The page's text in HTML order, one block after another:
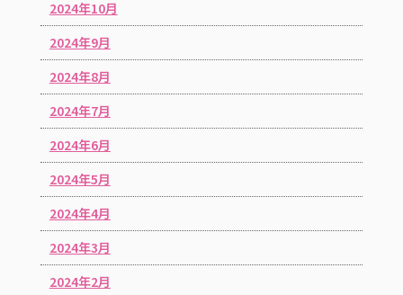
2024年10月
2024年9月
2024年8月
2024年7月
2024年6月
2024年5月
2024年4月
2024年3月
2024年2月